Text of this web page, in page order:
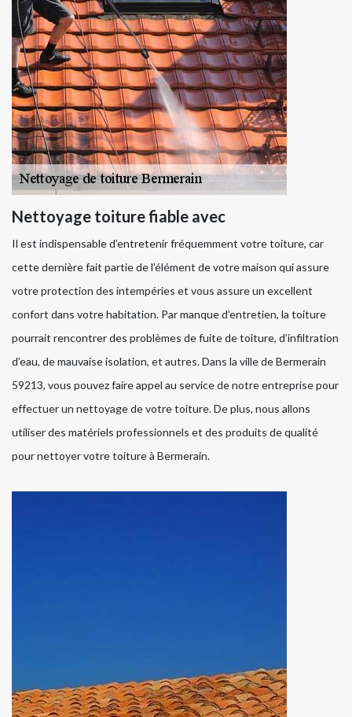
Nettoyage toiture fiable avec
Il est indispensable d’entretenir fréquemment votre toiture, car
cette dernière fait partie de l’élément de votre maison qui assure
votre protection des intempéries et vous assure un excellent
confort dans votre habitation. Par manque d’entretien, la toiture
pourrait rencontrer des problèmes de fuite de toiture, d’infiltration
d’eau, de mauvaise isolation, et autres. Dans la ville de Bermerain
59213, vous pouvez faire appel au service de notre entreprise pour
effectuer un nettoyage de votre toiture. De plus, nous allons
utiliser des matériels professionnels et des produits de qualité
pour nettoyer votre toiture à Bermerain.